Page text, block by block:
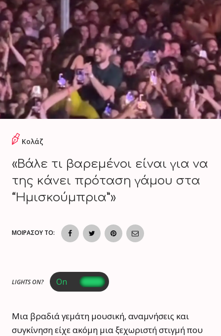
Κολάζ
«Βάλε τι βαρεμένοι είναι για να
της κάνει πρόταση γάμου στα
“Ημισκούμπρια”»
ΜΟΙΡΑΣΟΥ ΤΟ:
LIGHTS ON?
Μια βραδιά γεμάτη μουσική, αναμνήσεις και
συγκίνηση είχε ακόμη μια ξεχωριστή στιγμή που